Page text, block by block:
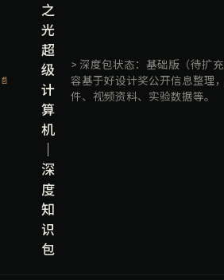
📄
之
光
超
级
计
算
机
深
度
知
识
包
> 深度包状态：基础版（待扩
容基于好设计奖公开信息整理
件、视频资料、实验数据等。